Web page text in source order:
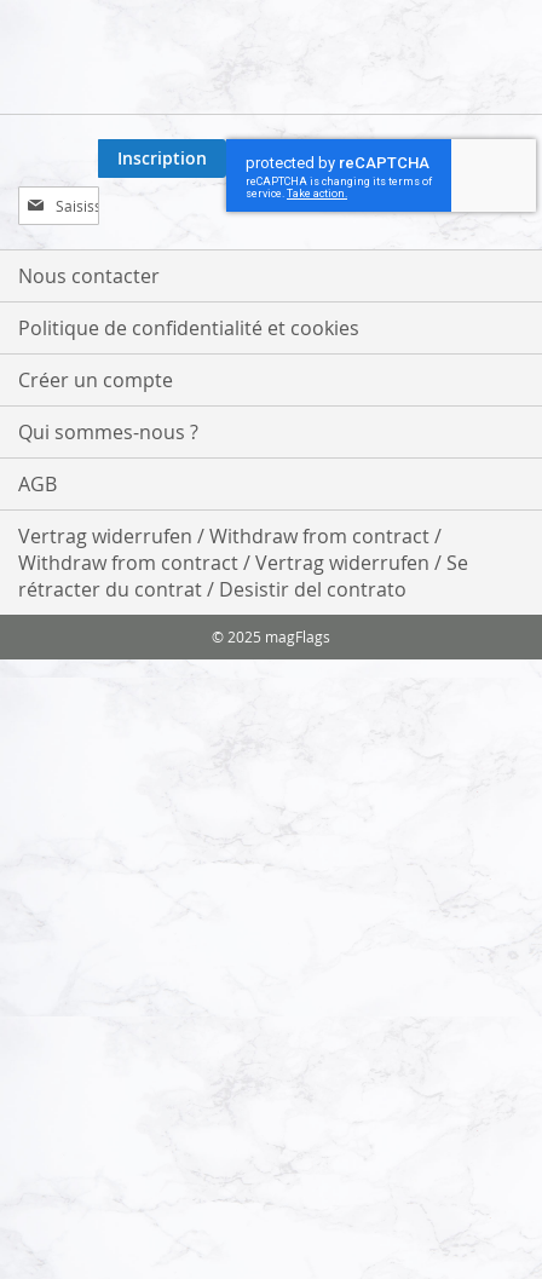
Inscription
à
notre
lettre
:
Inscription
Nous contacter
Politique de confidentialité et cookies
Créer un compte
Qui sommes-nous ?
AGB
Vertrag widerrufen / Withdraw from contract /
Withdraw from contract / Vertrag widerrufen / Se
rétracter du contrat / Desistir del contrato
© 2025 magFlags